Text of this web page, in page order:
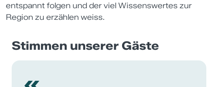
entspannt folgen und der viel Wissenswertes zur
Region zu erzählen weiss.
Stimmen unserer Gäste